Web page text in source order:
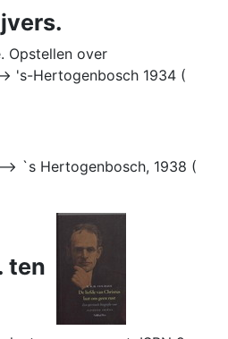
Opstellen over
's-Hertogenbosch 1934 (
`s Hertogenbosch, 1938 (
ten